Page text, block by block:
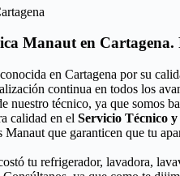
Manaut en
en Cartagena por su
continua en todos los
nuestro técnico, ya que somos
calidad en el Servicio Técnico
Manaut que garanticen que tu
tu refrigerador, lavadora,